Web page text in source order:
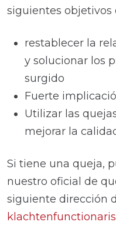
siguientes objetivos
restablecer la
y solucionar los
surgido
Fuerte
Utilizar las
mejorar la
Si tiene una queja,
nuestro oficial de
siguiente dirección